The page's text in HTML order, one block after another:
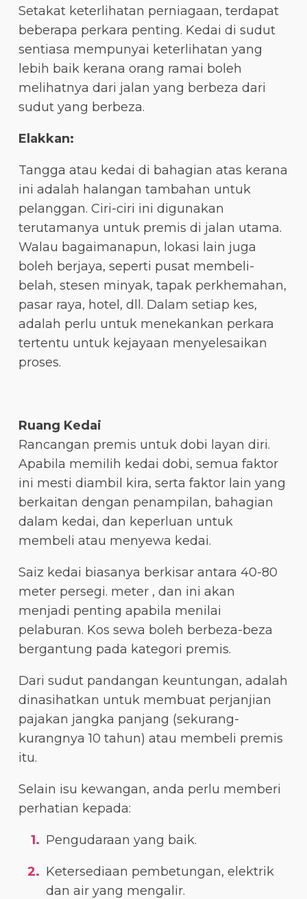
Setakat keterlihatan perniagaan, terdapat
beberapa perkara penting. Kedai di sudut
sentiasa mempunyai keterlihatan yang
lebih baik kerana orang ramai boleh
melihatnya dari jalan yang berbeza dari
sudut yang berbeza.
Elakkan:
Tangga atau kedai di bahagian atas kerana
ini adalah halangan tambahan untuk
pelanggan. Ciri-ciri ini digunakan
terutamanya untuk premis di jalan utama.
Walau bagaimanapun, lokasi lain juga
boleh berjaya, seperti pusat membeli-
belah, stesen minyak, tapak perkhemahan,
pasar raya, hotel, dll. Dalam setiap kes,
adalah perlu untuk menekankan perkara
tertentu untuk kejayaan menyelesaikan
proses.
Ruang Kedai
Rancangan premis untuk dobi layan diri.
Apabila memilih kedai dobi, semua faktor
ini mesti diambil kira, serta faktor lain yang
berkaitan dengan penampilan, bahagian
dalam kedai, dan keperluan untuk
membeli atau menyewa kedai.
Saiz kedai biasanya berkisar antara 40-80
meter persegi. meter , dan ini akan
menjadi penting apabila menilai
pelaburan. Kos sewa boleh berbeza-beza
bergantung pada kategori premis.
Dari sudut pandangan keuntungan, adalah
dinasihatkan untuk membuat perjanjian
pajakan jangka panjang (sekurang-
kurangnya 10 tahun) atau membeli premis
itu.
Selain isu kewangan, anda perlu memberi
perhatian kepada:
Pengudaraan yang baik.
Ketersediaan pembetungan, elektrik
dan air yang mengalir.